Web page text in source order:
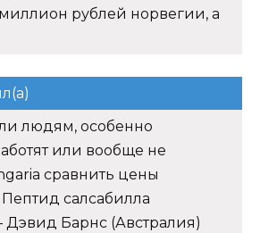
рублей норвегии, а
людям, особенно
или вообще не
сравнить цены
салсабилла
Барнс (Австралия)